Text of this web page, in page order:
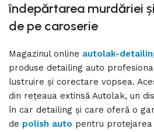
îndepărtarea murdăriei
de pe caroserie
Magazinul online autolak-
produse detailing auto
lustruire și corectare vopsea.
din rețeaua extinsă Autolak, un
în car detailing și care oferă o
de polish auto pentru